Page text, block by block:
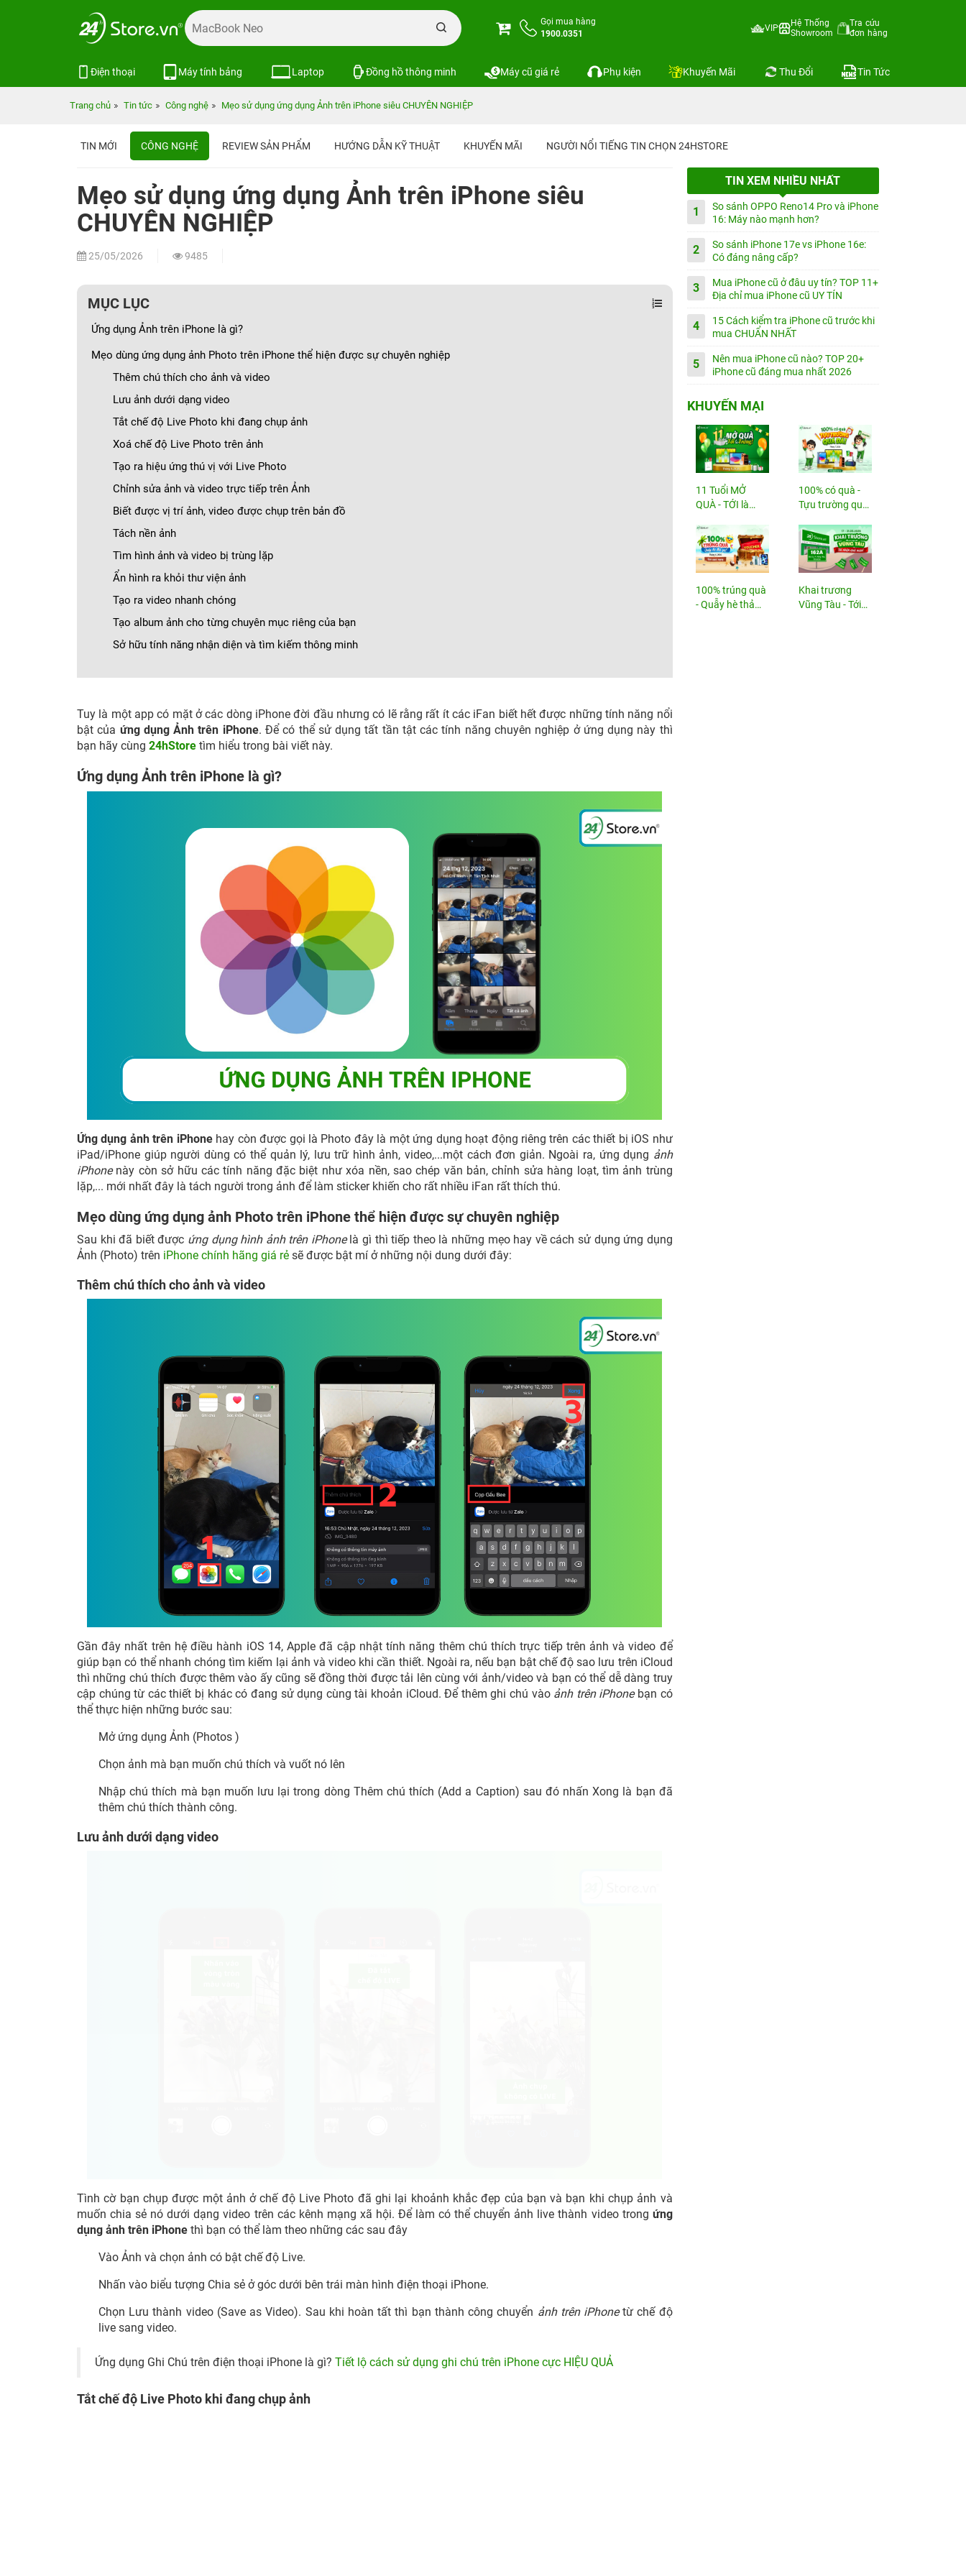
Gọi mua hàng
1900.0351
VIP
Hệ Thống
Showroom
Tra cứu
đơn hàng
Điện thoại Máy tính bảng Laptop Đồng hồ thông minh Máy cũ giá rẻ Phụ kiện Khuyến Mãi Thu Đổi Tin Tức
Trang chủ Tin tức Công nghệ Mẹo sử dụng ứng dụng Ảnh trên iPhone siêu CHUYÊN NGHIỆP
TIN MỚI CÔNG NGHỆ REVIEW SẢN PHẨM HƯỚNG DẪN KỸ THUẬT KHUYẾN MÃI NGƯỜI NỔI TIẾNG TIN CHỌN 24HSTORE
Mẹo sử dụng ứng dụng Ảnh trên iPhone siêu
CHUYÊN NGHIỆP
25/05/2026 9485
MỤC LỤC
Ứng dụng Ảnh trên iPhone là gì?
Mẹo dùng ứng dụng ảnh Photo trên iPhone thể hiện được sự chuyên nghiệp
Thêm chú thích cho ảnh và video
Lưu ảnh dưới dạng video
Tắt chế độ Live Photo khi đang chụp ảnh
Xoá chế độ Live Photo trên ảnh
Tạo ra hiệu ứng thú vị với Live Photo
Chỉnh sửa ảnh và video trực tiếp trên Ảnh
Biết được vị trí ảnh, video được chụp trên bản đồ
Tách nền ảnh
Tìm hình ảnh và video bị trùng lặp
Ẩn hình ra khỏi thư viện ảnh
Tạo ra video nhanh chóng
Tạo album ảnh cho từng chuyên mục riêng của bạn
Sở hữu tính năng nhận diện và tìm kiếm thông minh
Tuy là một app có mặt ở các dòng iPhone đời đầu nhưng có lẽ rằng rất ít các iFan biết hết được những tính năng nổi
bật của ứng dụng Ảnh trên iPhone. Để có thể sử dụng tất tần tật các tính năng chuyên nghiệp ở ứng dụng này thì
bạn hãy cùng 24hStore tìm hiểu trong bài viết này.
Ứng dụng Ảnh trên iPhone là gì?
Ứng dụng ảnh trên iPhonehay còn được gọi là Photo đây là một ứng dụng hoạt động riêng trên các thiết bị iOS như
iPad/iPhone giúp người dùng có thể quản lý, lưu trữ hình ảnh, video,...một cách đơn giản. Ngoài ra, ứng dụng ảnh
iPhonenày còn sở hữu các tính năng đặc biệt như xóa nền, sao chép văn bản, chỉnh sửa hàng loạt, tìm ảnh trùng
lặp,... mới nhất đây là tách người trong ảnh để làm sticker khiến cho rất nhiều iFan rất thích thú.
Mẹo dùng ứng dụng ảnh Photo trên iPhone thể hiện được sự chuyên nghiệp
Sau khi đã biết được ứng dụng hình ảnh trên iPhonelà gì thì tiếp theo là những mẹo hay về cách sử dụng ứng dụng
Ảnh (Photo) trên iPhone chính hãng giá rẻ sẽ được bật mí ở những nội dung dưới đây:
Thêm chú thích cho ảnh và video
Gần đây nhất trên hệ điều hành iOS 14, Apple đã cập nhật tính năng thêm chú thích trực tiếp trên ảnh và video để
giúp bạn có thể nhanh chóng tìm kiếm lại ảnh và video khi cần thiết. Ngoài ra, nếu bạn bật chế độ sao lưu trên iCloud
thì những chú thích được thêm vào ấy cũng sẽ đồng thời được tải lên cùng với ảnh/video và bạn có thể dễ dàng truy
cập chúng từ các thiết bị khác có đang sử dụng cùng tài khoản iCloud. Để thêm ghi chú vào ảnh trên iPhonebạn có
thể thực hiện những bước sau:
Mở ứng dụng Ảnh (Photos )
Chọn ảnh mà bạn muốn chú thích và vuốt nó lên
Nhập chú thích mà bạn muốn lưu lại trong dòng Thêm chú thích (Add a Caption) sau đó nhấn Xong là bạn đã
thêm chú thích thành công.
Lưu ảnh dưới dạng video
Tình cờ bạn chụp được một ảnh ở chế độ Live Photo đã ghi lại khoảnh khắc đẹp của bạn và bạn khi chụp ảnh và
muốn chia sẻ nó dưới dạng video trên các kênh mạng xã hội. Để làm có thể chuyển ảnh live thành video trong ứng
dụng ảnh trên iPhone thì bạn có thể làm theo những các sau đây
Vào Ảnh và chọn ảnh có bật chế độ Live.
Nhấn vào biểu tượng Chia sẻ ở góc dưới bên trái màn hình điện thoại iPhone.
Chọn Lưu thành video (Save as Video). Sau khi hoàn tất thì bạn thành công chuyển ảnh trên iPhonetừ chế độ
live sang video.
Ứng dụng Ghi Chú trên điện thoại iPhone là gì? Tiết lộ cách sử dụng ghi chú trên iPhone cực HIỆU QUẢ
Tắt chế độ Live Photo khi đang chụp ảnh
TIN XEM NHIỀU NHẤT
1
So sánh OPPO Reno14 Pro và iPhone
16: Máy nào mạnh hơn?
2
So sánh iPhone 17e vs iPhone 16e:
Có đáng nâng cấp?
3
Mua iPhone cũ ở đâu uy tín? TOP 11+
Địa chỉ mua iPhone cũ UY TÍN
4
15 Cách kiểm tra iPhone cũ trước khi
mua CHUẨN NHẤT
5
Nên mua iPhone cũ nào? TOP 20+
iPhone cũ đáng mua nhất 2026
KHUYẾN MẠI
11 Tuổi MỞ
QUÀ - TỚI là
100% có quà -
Tựu trường quá
100% trúng quà
- Quẫy hè thả
Khai trương
Vũng Tàu - Tới